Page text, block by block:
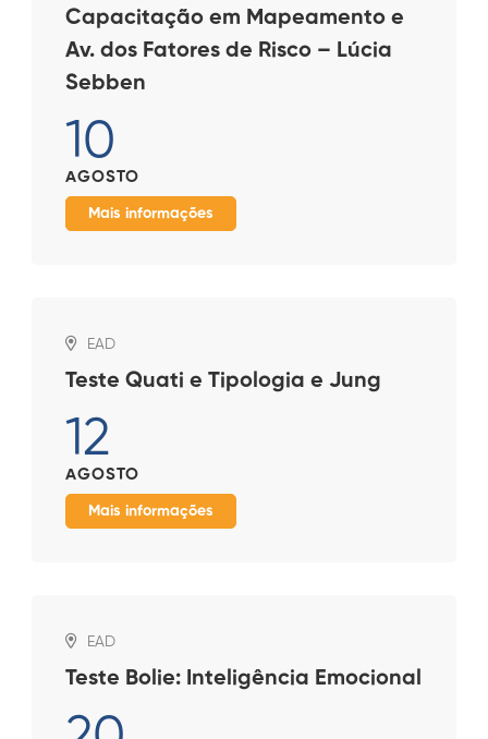
Capacitação em Mapeamento e
Av. dos Fatores de Risco – Lúcia
Sebben
10
AGOSTO
Mais informações
EAD
Teste Quati e Tipologia e Jung
12
AGOSTO
Mais informações
EAD
Teste Bolie: Inteligência Emocional